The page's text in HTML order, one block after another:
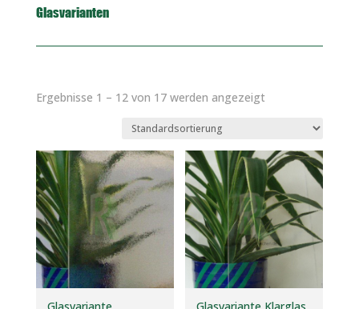
Glasvarianten
Ergebnisse 1 – 12 von 17 werden angezeigt